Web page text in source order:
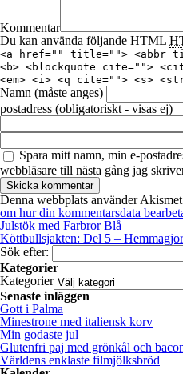
Kommentar
Du kan använda följande HTML
<a href="" title=""> <abbr
<b> <blockquote cite="">
<em> <i> <q cite=""> <s>
Namn (måste anges)
postadress (obligatoriskt - visas ej)
Spara mitt namn, min e-
webbläsare till nästa gång jag
Denna webbplats använder
om hur din kommentarsdata
Julstök med Farbror Blå
Köttbullsjakten: Del 5 –
Sök efter:
Kategorier
Kategorier
Senaste inläggen
Gott i Palma
Minestrone med italiensk korv
Min godaste jul
Glutenfri paj med grönkål och
Världens enklaste filmjölksbröd